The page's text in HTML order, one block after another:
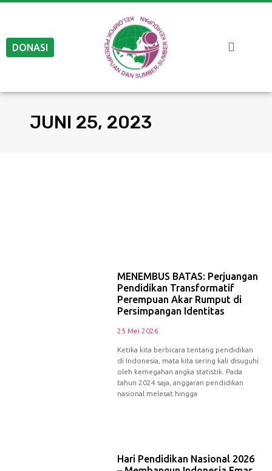
DONASI
JUNI 25, 2023
MENEMBUS BATAS: Perjuangan
Pendidikan Transformatif
Perempuan Akar Rumput di
Persimpangan Identitas
25 Mei 2026
Ketika kita berbicara tentang pendidikan
di Indonesia, mata kita sering kali disuguhi
oleh kemegahan angka statistik. Pada
tahun 2024 saja, anggaran pendidikan
nasional melesat hingga
Hari Pendidikan Nasional 2026